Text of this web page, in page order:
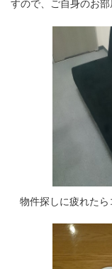
すので、ご自身のお部
物件探しに疲れた